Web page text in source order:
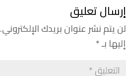
إرسال تعليق
لن يتم نشر عنوان بريدك الإلكتروني.
إليها بـ*